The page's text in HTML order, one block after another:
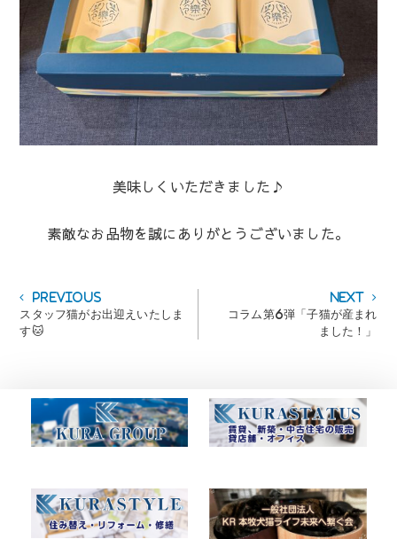
美味しくいただきました♪
素敵なお品物を誠にありがとうございました。
投
稿
ナ
シ
ョ
PreviousPrevious
post:
スタッフ猫がお出迎えいたしま
す🐱
Next
post:
コラム第6弾「子猫が産まれ
ました！」